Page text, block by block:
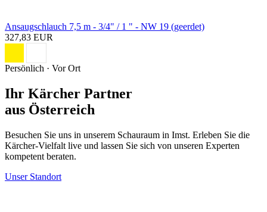
Ansaugschlauch 7,5 m - 3/4" / 1 " - NW 19 (geerdet)
327,83 EUR
Persönlich · Vor Ort
Ihr Kärcher Partner
aus Österreich
Besuchen Sie uns in unserem Schauraum in Imst. Erleben Sie die
Kärcher-Vielfalt live und lassen Sie sich von unseren Experten
kompetent beraten.
Unser Standort